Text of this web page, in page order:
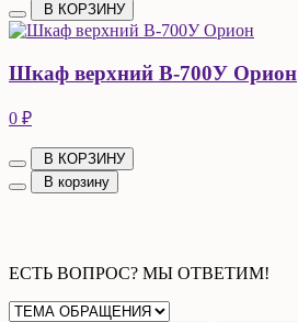
В КОРЗИНУ
Шкаф верхний В-700У Орион
0 ₽
В КОРЗИНУ
В корзину
ЕСТЬ ВОПРОС? МЫ ОТВЕТИМ!